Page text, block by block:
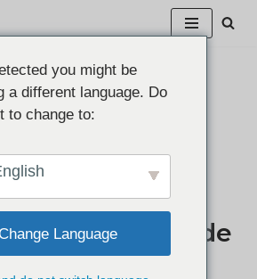
RTK de
la
you might be
a different language. Do
to change to:
Change Language